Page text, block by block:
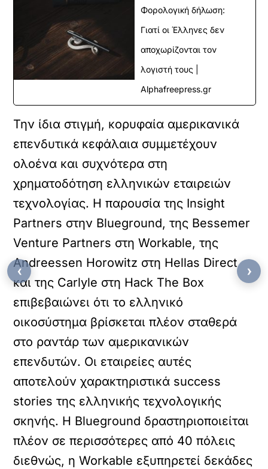
Φορολογική δήλωση:
Γιατί οι Έλληνες δεν
αποχωρίζονται τον
λογιστή τους |
Alphafreepress.gr
Την ίδια στιγμή, κορυφαία αμερικανικά
επενδυτικά κεφάλαια συμμετέχουν
ολοένα και συχνότερα στη
χρηματοδότηση ελληνικών εταιρειών
τεχνολογίας. Η παρουσία της Insight
Partners στην Blueground, της Bessemer
Venture Partners στη Workable, της
Andreessen Horowitz στη Hellas Direct
και της Carlyle στη Hack The Box
επιβεβαιώνει ότι το ελληνικό
οικοσύστημα βρίσκεται πλέον σταθερά
στο ραντάρ των αμερικανικών
επενδυτών. Οι εταιρείες αυτές
αποτελούν χαρακτηριστικά success
stories της ελληνικής τεχνολογικής
σκηνής. Η Blueground δραστηριοποιείται
πλέον σε περισσότερες από 40 πόλεις
διεθνώς, η Workable εξυπηρετεί δεκάδες
‹ ›